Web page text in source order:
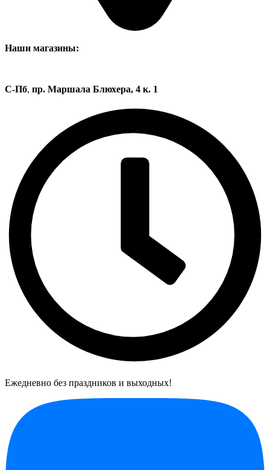
Наши магазины:
С-Пб, пр. Маршала Блюхера, 4 к. 1
Ежедневно без праздников и выходных!